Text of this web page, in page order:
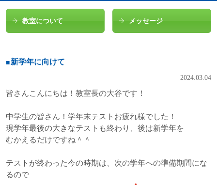
教室について メッセージ
新学年に向けて
2024.03.04
皆さんこんにちは！教室長の大谷です！
中学生の皆さん！学年末テストお疲れ様でした！
現学年最後の大きなテストも終わり、後は新学年を
むかえるだけですね＾＾
テストが終わった今の時期は、次の学年への準備期間にな
るので